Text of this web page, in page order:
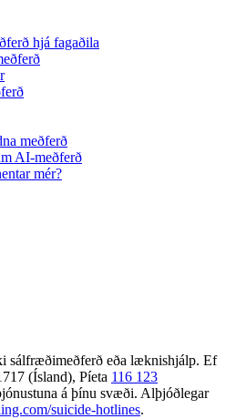
hjá fagaðila
meðferð
AI-meðferð
mér?
sálfræðimeðferð eða læknishjálp. Ef
(Ísland), Píeta 116 123
á þínu svæði. Alþjóðlegar
suicide-hotlines.